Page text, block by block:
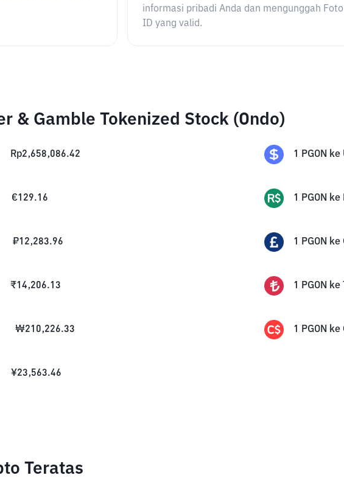
informasi pribadi Anda dan mengunggah Foto
ID yang valid.
& Gamble Tokenized Stock (Ondo)
Rp2,658,086.42 1 PGON ke
€129.16 1 PGON ke
₽12,283.96 1 PGON ke
₹14,206.13 1 PGON ke
₩210,226.33 1 PGON ke
¥23,563.46
Teratas